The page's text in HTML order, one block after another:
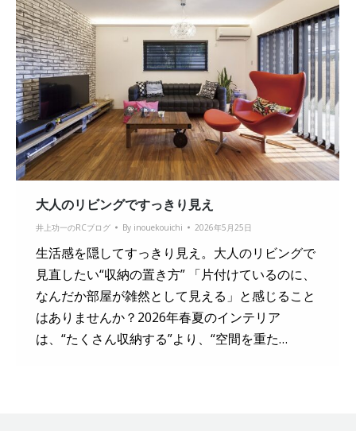
大人のリビングですっきり見え
井上功一のRCブログ By inouekouichi 2026年5月25日
生活感を隠してすっきり見え。大人のリビングで
見直したい“収納の置き方” 「片付けているのに、
なんだか部屋が雑然として見える」と感じること
はありませんか？2026年春夏のインテリア
は、“たくさん収納する”より、“空間を重た…